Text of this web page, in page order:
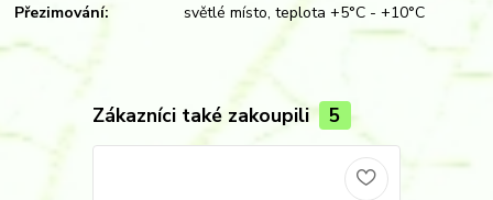
Přezimování: světlé místo, teplota +5°C - +10°C
Zákazníci také zakoupili 5